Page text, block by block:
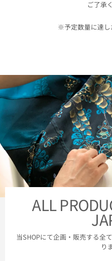
ご了承
※予定数量に達し
ALL
当SHOPにて企画・販売する全
り